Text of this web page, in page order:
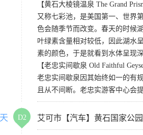
【黄石大棱镜温泉 The Grand
又称七彩池，是美国第一、世界
色会随季节而改变。春天的时候
叶绿素含量相对较低，因此湖水
素的颜色，于是就看到水体呈现
【老忠实间歇泉 Old Faithful
老忠实间歇泉因其始终如一的有
且从不间断。老忠实游客中心会
D2 艾可市【汽车】黄石国家公